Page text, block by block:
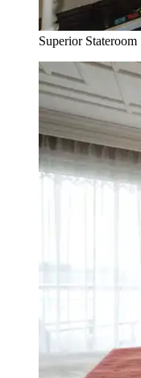
Superior Stateroom